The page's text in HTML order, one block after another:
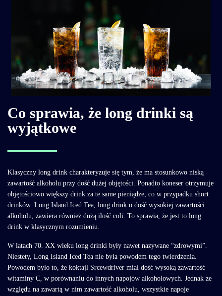
Co sprawia, że long drinki są
wyjątkowe
Klasyczny long drink charakteryzuje się tym, że ma stosunkowo niską
zawartość alkoholu przy dość dużej objętości. Ponadto koneser otrzymuje
objętościowo większy drink za te same pieniądze, co w przypadku short
drinków. Long Island Iced Tea, long drink o dość wysokiej zawartości
alkoholu, zawiera również dużą ilość coli. To sprawia, że jest to long
drink w klasycznym rozumieniu.
W latach 70. XX wieku long drinki były nawet nazywane “zdrowymi”.
Niestety, Long Island Iced Tea nie była powodem tego twierdzenia.
Powodem było to, że koktajl Srcewdriver miał dość wysoką zawartość
witaminy C, w porównaniu do innych napojów alkoholowych. Jednak ze
względu na zawartą w nim zawartość alkoholu, wszystkie napoje